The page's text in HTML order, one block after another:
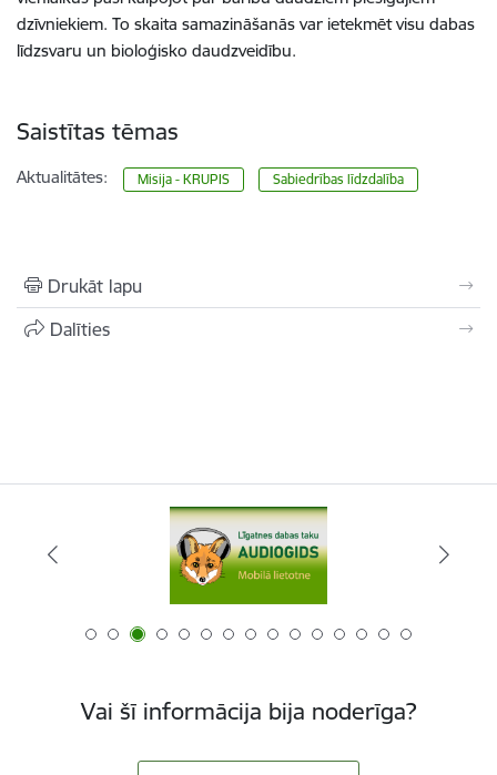
dzīvniekiem. To skaita samazināšanās var ietekmēt visu dabas
līdzsvaru un bioloģisko daudzveidību.
Saistītas tēmas
Aktualitātes: Misija - KRUPIS Sabiedrības līdzdalība
Drukāt lapu
Dalīties
Vai šī informācija bija noderīga?